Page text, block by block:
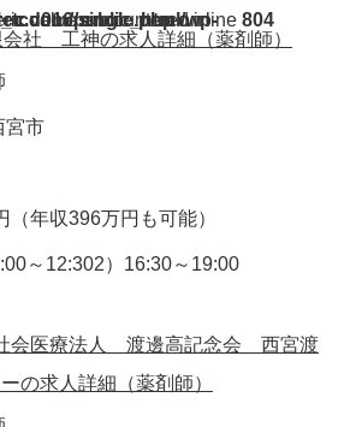
value encountered in
themes/chill_tcd016/single.phpon line 804
会社 工神の求人詳細（薬剤師）
市
年収396万円も可能）
～12:302）16:30～19:00
社会医療法人 渡邊高記念会 西宮渡
の求人詳細（薬剤師）